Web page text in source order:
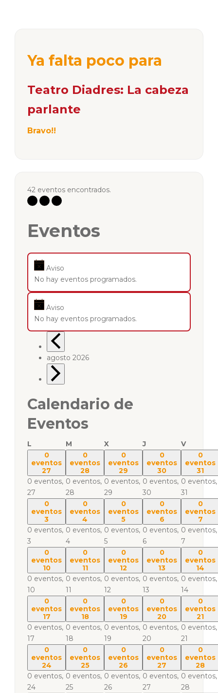
Ya falta poco para
Teatro Diadres: La cabeza
parlante
Bravo!!
42 eventos encontrados.
Eventos
Aviso
No hay eventos programados.
Aviso
No hay eventos programados.
agosto 2026
Calendario de
Eventos
L M X J
V
0
eventos
27
0 eventos,
27
0
eventos
28
0 eventos,
28
0
eventos
29
0 eventos,
29
0
eventos
30
0 eventos,
30
0
eventos
31
0 eventos,
31
0
eventos
3
0 eventos,
3
0
eventos
4
0 eventos,
4
0
eventos
5
0 eventos,
5
0
eventos
6
0 eventos,
6
0
eventos
7
0 eventos,
7
0
eventos
10
0 eventos,
10
0
eventos
11
0 eventos,
11
0
eventos
12
0 eventos,
12
0
eventos
13
0 eventos,
13
0
eventos
14
0 eventos,
14
0
eventos
17
0 eventos,
17
0
eventos
18
0 eventos,
18
0
eventos
19
0 eventos,
19
0
eventos
20
0 eventos,
20
0
eventos
21
0 eventos,
21
0
eventos
24
0 eventos,
24
0
eventos
25
0 eventos,
25
0
eventos
26
0 eventos,
26
0
eventos
27
0 eventos,
27
0
eventos
28
0 eventos,
28